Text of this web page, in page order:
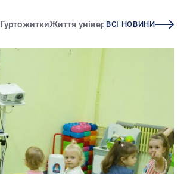
ГуртожиткиЖиття університетуЗміни
ВСІ НОВИНИ